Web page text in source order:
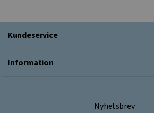
Kundeservice
Information
Nyhetsbrev